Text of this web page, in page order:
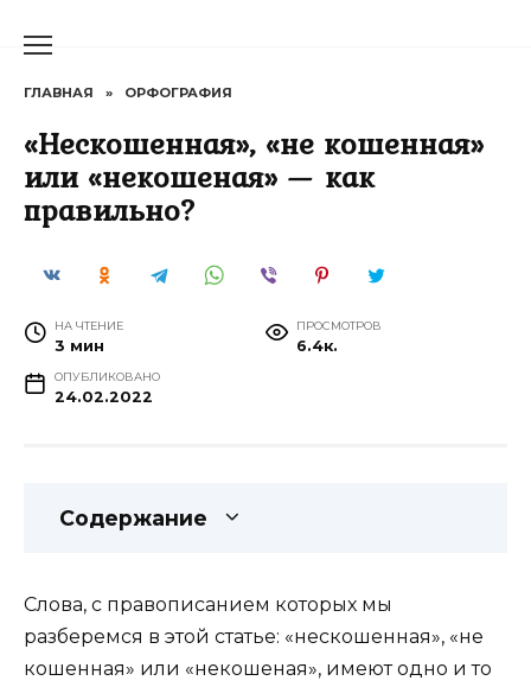
ГЛАВНАЯ » ОРФОГРАФИЯ
«Нескошенная», «не кошенная»
или «некошеная» — как
правильно?
НА ЧТЕНИЕ
3 мин
ПРОСМОТРОВ
6.4к.
ОПУБЛИКОВАНО
24.02.2022
Содержание
Слова, с правописанием которых мы
разберемся в этой статье: «нескошенная», «не
кошенная» или «некошеная», имеют одно и то